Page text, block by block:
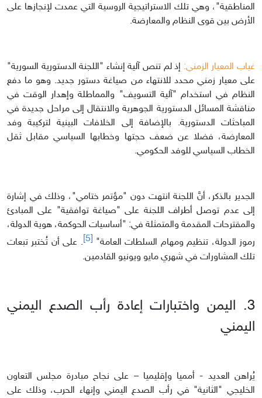
المناطقية"، وهي تلك الاستراتيجية الروسية التي عمدت لإنجازها على
الأرض بين قوى النظام والمعارضة.
غياب المعيار الزمني: إذ لم تنص آلية إنشاء "اللجنة الدستورية السورية"
على معيار زمني محدد للانتهاء من صياغة دستور جديد. وهو ما دفع
النظام في استخدام "آلية التسويف" والمماطلة وإهدار الوقت في
مناقشة المسائل الدستورية الجوهرية والانتقال إلى مراحل جديدة في
المباحثات الدستورية. بالإضافة إلى الخلافات البينية لتركيبة وفد
المعارضة، فضلا عن ضعف حجتها وخطابها السياسي مقابل ثقل
الخطاب السياسي للوفد الحكومي.
الجدير بالذكر، أنَّ اللجنة انتهت دون "مؤتمر ختامي"، وذلك في إشارة
إلى عدم توصل أطراف اللجنة على "صياغة توافقية" على المبادئ
والمقترحات المقدمة والمتمثلة في: "أساسيات الحوكمة، هوية الدولة،
رموز الدولة، تنظيم ومهام السلطات العامة"
. على أن تُختبر تبعات
تلك المشاورات في شهري مايو ويونيو القادمين.
3. اليمن واختبارات إعادة رأب الصدع اليمني
اليمني
يُراهن العديد - أمميا وإقليميا – على نجاح مبادرة مجلس التعاون
الخليجي "الثانية" في رأب الصدع اليمني وإنهاء الحرب، وذلك على